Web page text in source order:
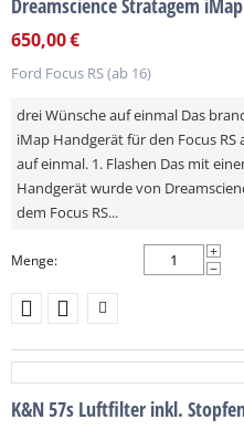
Dreamscience Stratagem
650,00€
Ford Focus RS (ab 16)
drei Wünsche auf einmal Das
iMap Handgerät für den Focus
auf einmal. 1. Flashen Das mit
Handgerät wurde von
dem Focus RS...
Menge:
+
−
K&N 57s Luftfilter inkl.